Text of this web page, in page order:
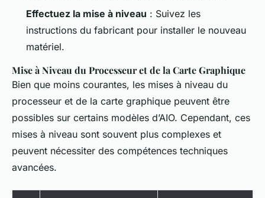
Effectuez la mise à niveau : Suivez les
instructions du fabricant pour installer le nouveau
matériel.
Mise à Niveau du Processeur et de la Carte Graphique
Bien que moins courantes, les mises à niveau du
processeur et de la carte graphique peuvent être
possibles sur certains modèles d’AIO. Cependant, ces
mises à niveau sont souvent plus complexes et
peuvent nécessiter des compétences techniques
avancées.